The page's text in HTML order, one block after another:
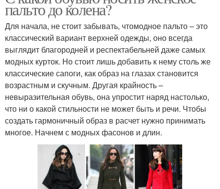
пальто до колена?
Для начала, не стоит забывать, чтомодное пальто – это
классический вариант верхней одежды, оно всегда
выглядит благородней и респектабельней даже самых
модных курток. Но стоит лишь добавить к нему столь же
классические сапоги, как образ на глазах становится
возрастным и скучным. Другая крайность –
невыразительная обувь, она упростит наряд настолько,
что ни о какой стильности не может быть и речи. Чтобы
создать гармоничный образ в расчет нужно принимать
многое. Начнем с модных фасонов и длин.